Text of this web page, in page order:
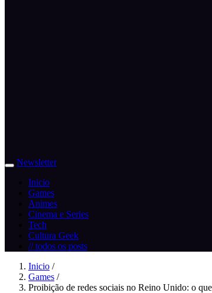
Newsletter
Inicio
Games
Animes
Cinema e Series
Tech
Cultura Geek
// todos os posts
Inicio /
Games /
Proibição de redes sociais no Reino Unido: o